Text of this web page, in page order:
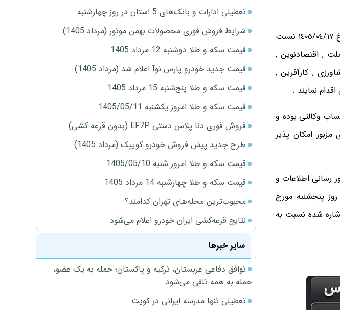
متقاضیان محترم می توانند از ساعت ١٠ صبح فردا چهارشنبه لغایت ساعت ١٦ روز چهارشنبه مورخ ١٤٠٥/٠٤/١٧ نسبت
, اقتصادنوین ,
, کارآفرین ,
نمایند .
وکالتی بوده و
امکان پذیر
رسانی اطلاعات و
عبور قبل از ثبت درخواست خرید اقدام و متعاقب آن از ١٠ صبح روز پنجشنبه مورخ
به آدرس اینترنتی اشاره شده نسبت به
تعطیلی ادارات و بانک‌های 5 استان در روز چهارشنبه
شرایط فروش فوری محصولات بهمن موتور (مرداد 1405)
قیمت سکه و طلا دوشنبه 12 مرداد 1405
قیمت جدید خودرو پارس نوآ اعلام شد (مرداد 1405)
قیمت سکه و طلا پنج‌شنبه 15 مرداد 1405
قیمت سکه و طلا امروز یکشنبه 1405/05/11
فروش فوری دنا پلاس دستی EF7P (بدون قرعه کشی)
طرح جدید پیش فروش خودرو کوییک (مرداد 1405)
قیمت سکه و طلا امروز شنبه 1405/05/10
قیمت سکه و طلا چهارشنبه 14 مرداد 1405
محبوب‌ترین محله‌های تهران کدامند؟
نتایج قرعه‌کشی ایران خودرو اعلام می‌شود
سایر خبرها
توافق دفاعی عربستان، ترکیه و پاکستان؛ حمله به یک عضو،
حمله به همه تلقی می‌شود
تعطیلی تنها مدرسه ایرانی در کویت